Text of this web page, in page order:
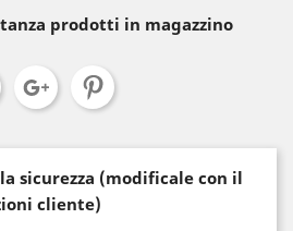
prodotti in magazzino
sicurezza (modificale con il
cliente)